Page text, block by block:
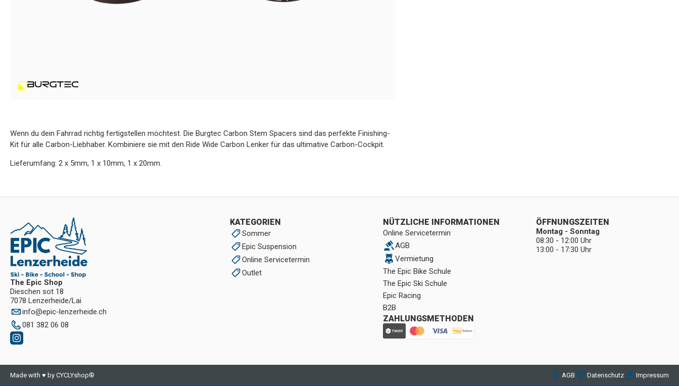
Wenn du dein Fahrrad richtig fertigstellen möchtest. Die Burgtec Carbon Stem Spacers sind das perfekte Finishing-
Kit für alle Carbon-Liebhaber. Kombiniere sie mit den Ride Wide Carbon Lenker für das ultimative Carbon-Cockpit.
Lieferumfang: 2 x 5mm, 1 x 10mm, 1 x 20mm.
The Epic Shop
Dieschen sot 18
7078 Lenzerheide/Lai
info@epic-lenzerheide.ch
081 382 06 08
KATEGORIEN
Sommer
Epic Suspension
Online Servicetermin
Outlet
NÜTZLICHE INFORMATIONEN
Online Servicetermin
AGB
Vermietung
The Epic Bike Schule
The Epic Ski Schule
Epic Racing
B2B
ZAHLUNGSMETHODEN
ÖFFNUNGSZEITEN
Montag - Sonntag
08:30 - 12:00 Uhr
13:00 - 17:30 Uhr
Made with ♥ by CYCLYshop® AGB Datenschutz Impressum